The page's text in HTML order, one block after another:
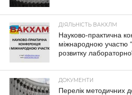
ДІЯЛЬНІСТЬ ВАКХЛМ
Науково-практична
міжнародною участю
розвитку
ДОКУМЕНТИ
Перелік методичних